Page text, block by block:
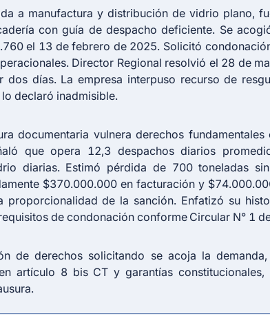
a manufactura y distribución de vidrio plano,
con guía de despacho deficiente. Se
el 13 de febrero de 2025. Solicitó
Director Regional resolvió el 28 de
dos días. La empresa interpuso recurso de
declaró inadmisible.
documentaria vulnera derechos
que opera 12,3 despachos diarios
diarias. Estimó pérdida de 700 toneladas
$370.000.000 en facturación y
de la sanción. Enfatizó su
de condonación conforme Circular N° 1
de derechos solicitando se acoja la
artículo 8 bis CT y garantías